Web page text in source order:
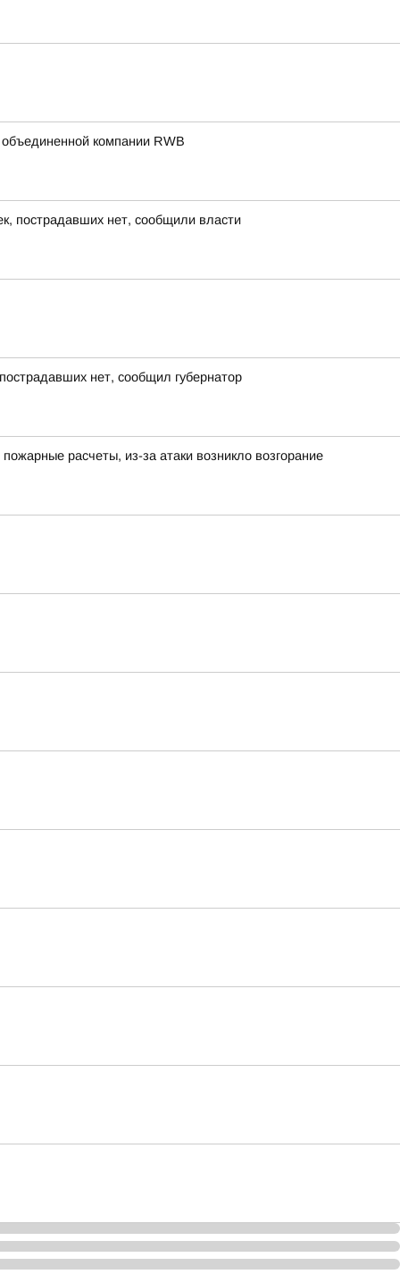
компании RWB
пострадавших нет, сообщили власти
нет, сообщил губернатор
расчеты, из-за атаки возникло возгорание